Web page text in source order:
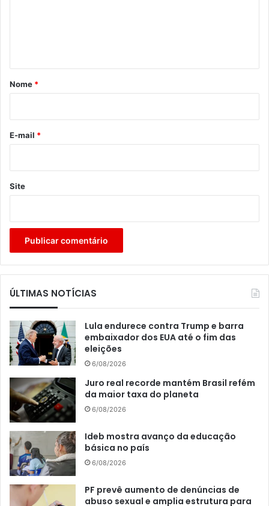
r
*
Nome *
E-mail *
Site
ÚLTIMAS NOTÍCIAS
Lula endurece contra Trump e barra
embaixador dos EUA até o fim das
eleições
6/08/2026
Juro real recorde mantém Brasil refém
da maior taxa do planeta
6/08/2026
Ideb mostra avanço da educação
básica no país
6/08/2026
PF prevê aumento de denúncias de
abuso sexual e amplia estrutura para